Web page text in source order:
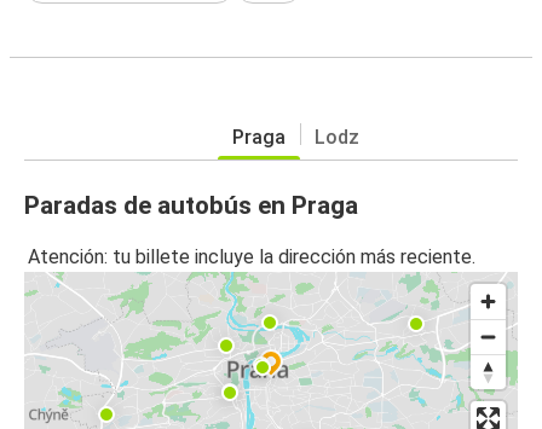
Praga Lodz
Paradas de autobús en Praga
Atención: tu billete incluye la dirección más reciente.